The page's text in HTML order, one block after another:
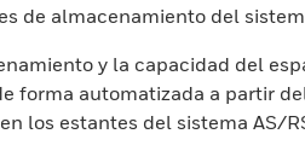
de almacenamiento del
y la capacidad del
forma automatizada a partir
los estantes del sistema AS/